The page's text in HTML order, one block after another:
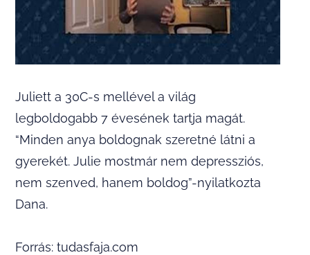
Juliett a 30C-s mellével a világ
legboldogabb 7 évesének tartja magát.
“Minden anya boldognak szeretné látni a
gyerekét. Julie mostmár nem depressziós,
nem szenved, hanem boldog”-nyilatkozta
Dana.
Forrás: tudasfaja.com